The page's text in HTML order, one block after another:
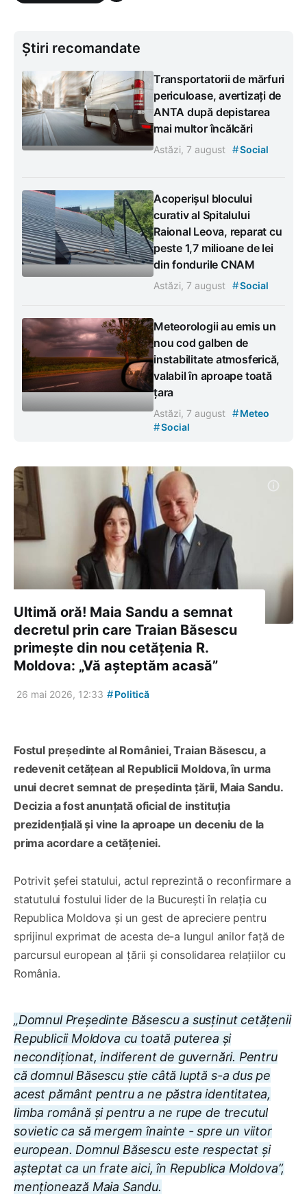
Știri recomandate
Transportatorii de mărfuri
periculoase, avertizați de
ANTA după depistarea
mai multor încălcări
Astăzi, 7 august #Social
Acoperișul blocului
curativ al Spitalului
Raional Leova, reparat cu
peste 1,7 milioane de lei
din fondurile CNAM
Astăzi, 7 august #Social
Meteorologii au emis un
nou cod galben de
instabilitate atmosferică,
valabil în aproape toată
țara
Astăzi, 7 august #Meteo
#Social
Ultimă oră! Maia Sandu a semnat
decretul prin care Traian Băsescu
primește din nou cetățenia R.
Moldova: „Vă așteptăm acasă”
26 mai 2026, 12:33 #Politică
Fostul președinte al României, Traian Băsescu, a
redevenit cetățean al Republicii Moldova, în urma
unui decret semnat de președinta țării, Maia Sandu.
Decizia a fost anunțată oficial de instituția
prezidențială și vine la aproape un deceniu de la
prima acordare a cetățeniei.
Potrivit șefei statului, actul reprezintă o reconfirmare a
statutului fostului lider de la București în relația cu
Republica Moldova și un gest de apreciere pentru
sprijinul exprimat de acesta de-a lungul anilor față de
parcursul european al țării și consolidarea relațiilor cu
România.
„Domnul Președinte Băsescu a susținut cetățenii
Republicii Moldova cu toată puterea și
necondiționat, indiferent de guvernări. Pentru
că domnul Băsescu știe câtă luptă s-a dus pe
acest pământ pentru a ne păstra identitatea,
limba română și pentru a ne rupe de trecutul
sovietic ca să mergem înainte - spre un viitor
european. Domnul Băsescu este respectat și
așteptat ca un frate aici, în Republica Moldova”,
menționează Maia Sandu.